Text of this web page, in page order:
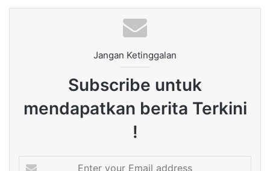
Jangan Ketinggalan
Subscribe untuk
mendapatkan berita Terkini
!